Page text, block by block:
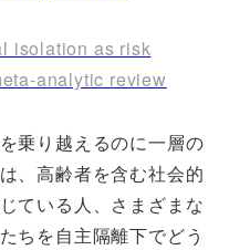
isolation as risk
analytic review
乗り越えるのに一層の
、高齢者を含む社会的
ている人、さまざまな
ちを自主隔離下でどう